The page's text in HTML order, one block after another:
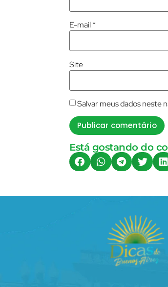
E-mail*
Site
Salvar meus dados neste
Está gostando do